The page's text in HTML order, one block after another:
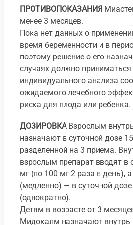
ПРОТИВОПОКАЗАНИЯ
менее 3 месяцев.
Пока нет данных о
время беременности и в
поэтому решение о его
случаях должно приниматься
индивидуального анализа
ожидаемого лечебного
риска для плода или ребенка.
ДОЗИРОВКАВзрослым
назначают в суточной дозе
разделенной на 3 приема.
взрослым препарат вводят в
мг (по 100 мг 2 раза в день),
(медленно) — в суточной
(однократно).
Детям в возрасте от 3
Мидокалм назначают внутрь